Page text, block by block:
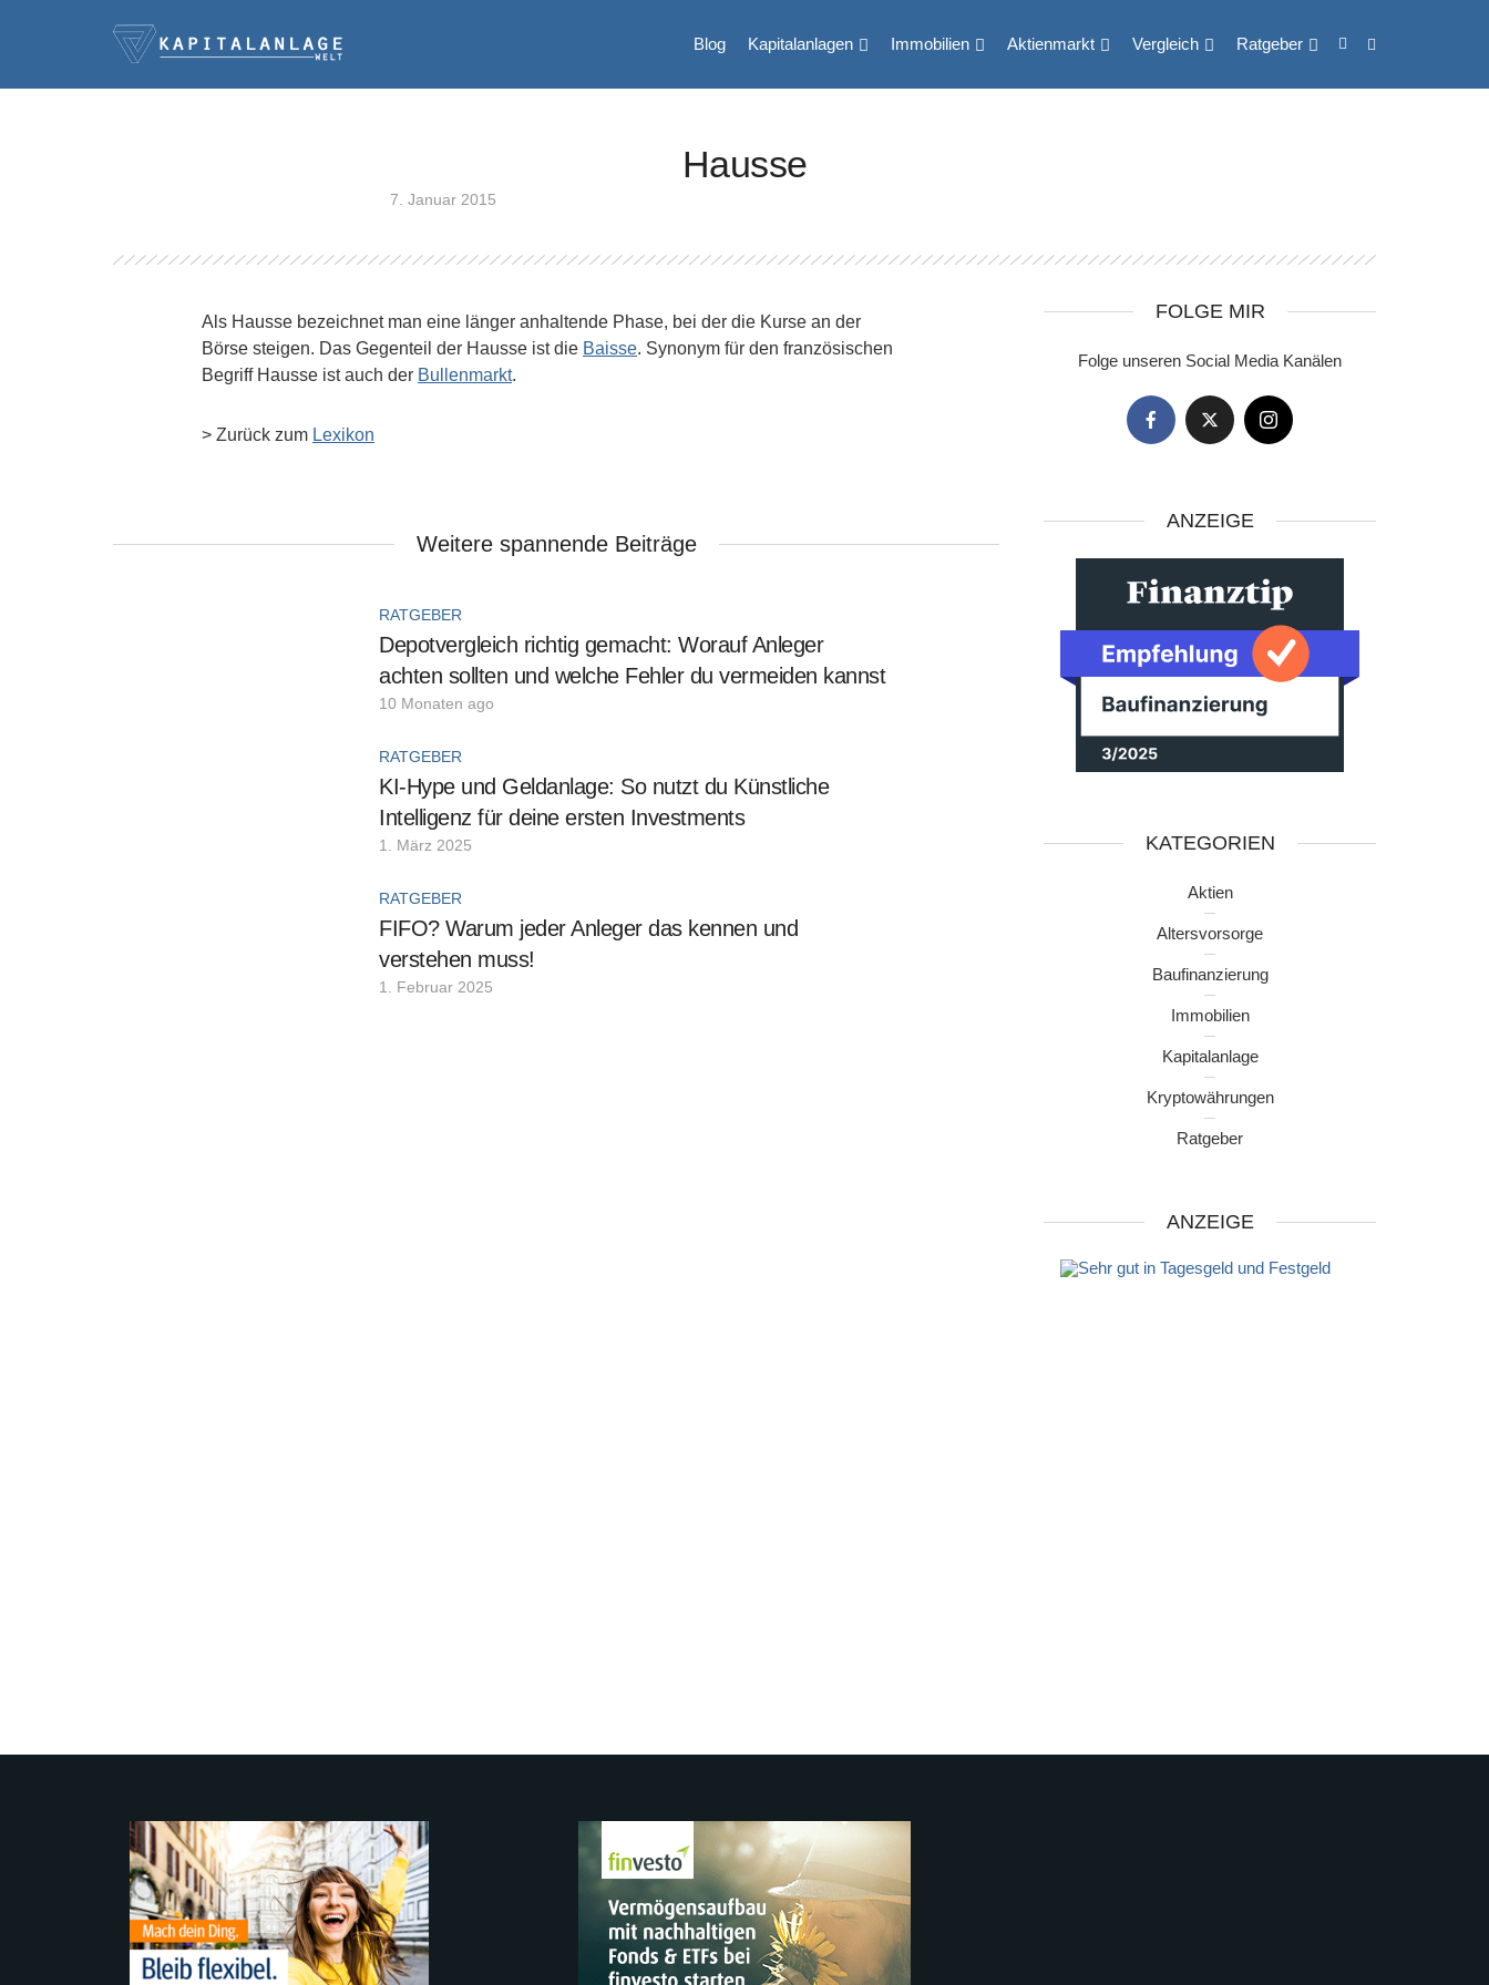
Blog Kapitalanlagen Immobilien Aktienmarkt Vergleich Ratgeber
Hausse
7. Januar 2015
Als Hausse bezeichnet man eine länger anhaltende Phase, bei der die Kurse an der
Börse steigen. Das Gegenteil der Hausse ist die Baisse. Synonym für den französischen
Begriff Hausse ist auch der Bullenmarkt.
> Zurück zum Lexikon
Weitere spannende Beiträge
RATGEBER
Depotvergleich richtig gemacht: Worauf Anleger
achten sollten und welche Fehler du vermeiden kannst
10 Monaten ago
RATGEBER
KI-Hype und Geldanlage: So nutzt du Künstliche
Intelligenz für deine ersten Investments
1. März 2025
RATGEBER
FIFO? Warum jeder Anleger das kennen und
verstehen muss!
1. Februar 2025
FOLGE MIR
Folge unseren Social Media Kanälen
ANZEIGE
KATEGORIEN
Aktien
Altersvorsorge
Baufinanzierung
Immobilien
Kapitalanlage
Kryptowährungen
Ratgeber
ANZEIGE